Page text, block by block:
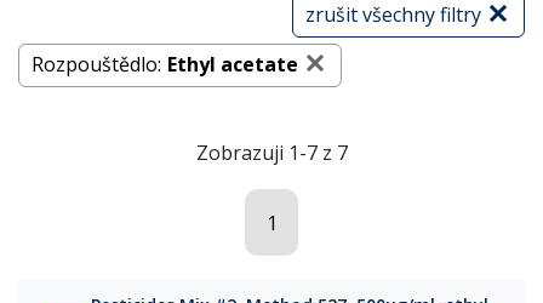
zrušit všechny filtry
Rozpouštědlo: Ethyl acetate
Zobrazuji 1-7 z 7
1